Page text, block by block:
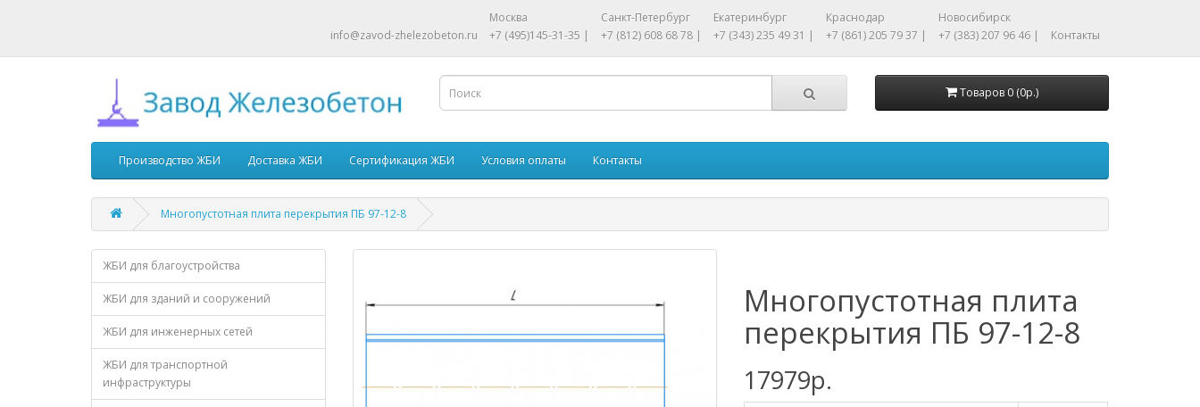
info@zavod-zhelezobeton.ru
Москва
+7 (495)145-31-35 |
Санкт-Петербург
+7 (812) 608 68 78 |
Екатеринбург
+7 (343) 235 49 31 |
Краснодар
+7 (861) 205 79 37 |
Новосибирск
+7 (383) 207 96 46 |
Контакты
Товаров 0 (0р.)
Производство ЖБИ Доставка ЖБИ Сертификация ЖБИ Условия оплаты Контакты
Многопустотная плита перекрытия ПБ 97-12-8
ЖБИ для благоустройства
ЖБИ для зданий и сооружений
ЖБИ для инженерных сетей
ЖБИ для транспортной
инфраструктуры
Многопустотная плита
перекрытия ПБ 97-12-8
17979р.